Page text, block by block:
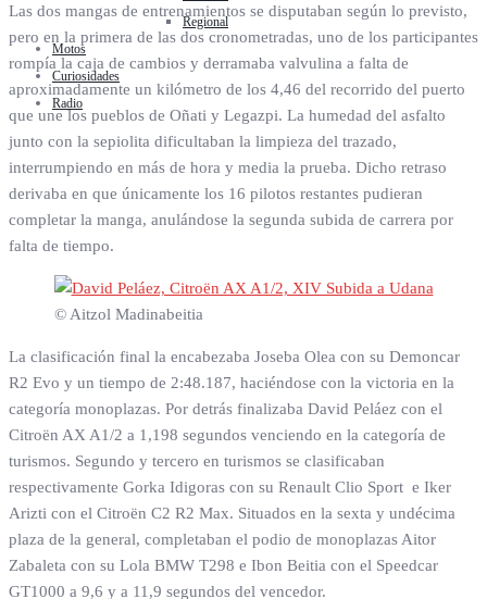
Regional
Motos
Curiosidades
Radio
Las dos mangas de entrenamientos se disputaban según lo previsto,
pero en la primera de las dos cronometradas, uno de los participantes
rompía la caja de cambios y derramaba valvulina a falta de
aproximadamente un kilómetro de los 4,46 del recorrido del puerto
que une los pueblos de Oñati y Legazpi. La humedad del asfalto
junto con la sepiolita dificultaban la limpieza del trazado,
interrumpiendo en más de hora y media la prueba. Dicho retraso
derivaba en que únicamente los 16 pilotos restantes pudieran
completar la manga, anulándose la segunda subida de carrera por
falta de tiempo.
© Aitzol Madinabeitia
La clasificación final la encabezaba Joseba Olea con su Demoncar
R2 Evo y un tiempo de 2:48.187, haciéndose con la victoria en la
categoría monoplazas. Por detrás finalizaba David Peláez con el
Citroën AX A1/2 a 1,198 segundos venciendo en la categoría de
turismos. Segundo y tercero en turismos se clasificaban
respectivamente Gorka Idigoras con su Renault Clio Sport e Iker
Arizti con el Citroën C2 R2 Max. Situados en la sexta y undécima
plaza de la general, completaban el podio de monoplazas Aitor
Zabaleta con su Lola BMW T298 e Ibon Beitia con el Speedcar
GT1000 a 9,6 y a 11,9 segundos del vencedor.